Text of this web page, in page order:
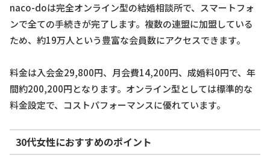
naco-doは完全オンライン型の結婚相談所で、スマートフォ
ンで全ての手続きが完了します。複数の連盟に加盟している
ため、約19万人という豊富な会員数にアクセスできます。
料金は入会金29,800円、月会費14,200円、成婚料0円で、年
間約200,200円となります。オンライン型としては標準的な
料金設定で、コストパフォーマンスに優れています。
30代女性におすすめのポイント